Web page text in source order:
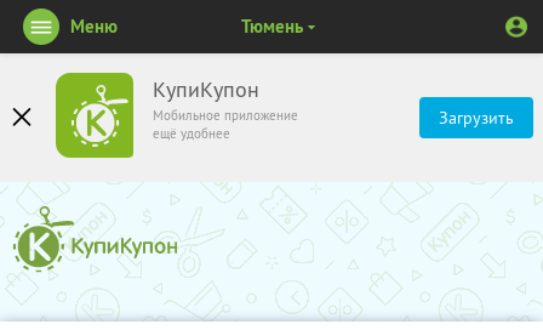
КупиКупон
Мобильное приложение
ещё удобнее
Загрузить
Меню Тюмень